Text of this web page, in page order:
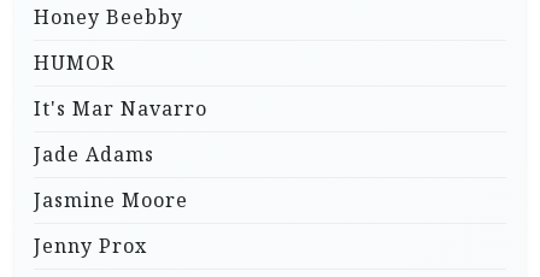
Honey Beebby
HUMOR
It's Mar Navarro
Jade Adams
Jasmine Moore
Jenny Prox